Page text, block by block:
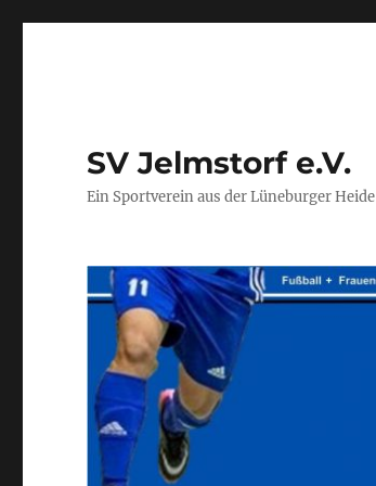
SV Jelmstorf e.V.
Ein Sportverein aus der Lüneburger Heide